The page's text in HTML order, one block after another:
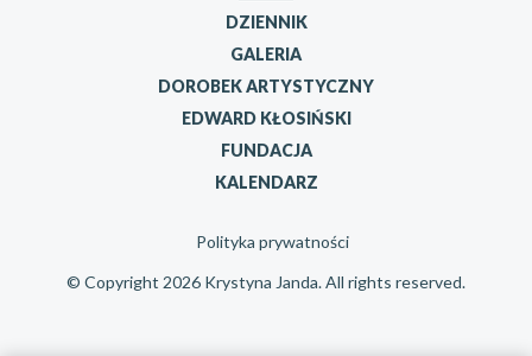
DZIENNIK
GALERIA
DOROBEK ARTYSTYCZNY
EDWARD KŁOSIŃSKI
FUNDACJA
KALENDARZ
Polityka prywatności
© Copyright 2026 Krystyna Janda. All rights reserved.